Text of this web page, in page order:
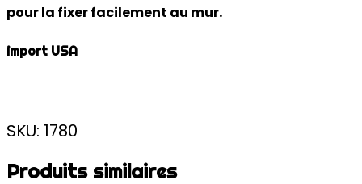
pour la fixer facilement au mur.
import USA
SKU: 1780
Produits similaires